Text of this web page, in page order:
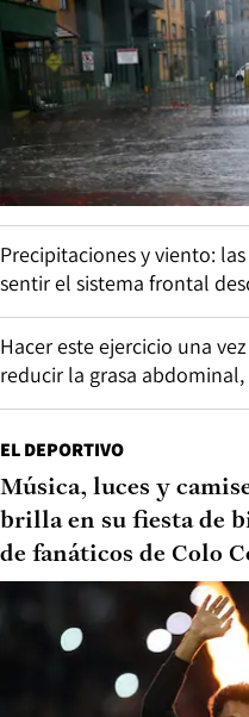
Precipitaciones y viento:
sentir el sistema frontal
Hacer este ejercicio una
reducir la grasa
EL DEPORTIVO
Música, luces y
brilla en su fiesta de
de fanáticos de Colo